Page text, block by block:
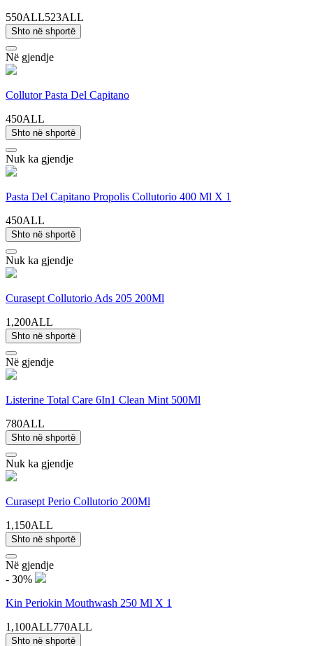
550ALL523ALL
Shto në shportë
Në gjendje
Collutor Pasta Del Capitano
450ALL
Shto në shportë
Nuk ka gjendje
Pasta Del Capitano Propolis Collutorio 400 Ml X 1
450ALL
Shto në shportë
Nuk ka gjendje
Curasept Collutorio Ads 205 200Ml
1,200ALL
Shto në shportë
Në gjendje
Listerine Total Care 6In1 Clean Mint 500Ml
780ALL
Shto në shportë
Nuk ka gjendje
Curasept Perio Collutorio 200Ml
1,150ALL
Shto në shportë
Në gjendje
- 30%
Kin Periokin Mouthwash 250 Ml X 1
1,100ALL770ALL
Shto në shportë